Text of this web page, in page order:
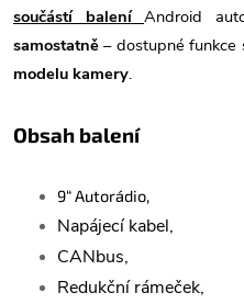
součástí balení Android
samostatně – dostupné funkce
modelu kamery.
Obsah balení
9“ Autorádio,
Napájecí kabel,
CANbus,
Redukční rámeček,